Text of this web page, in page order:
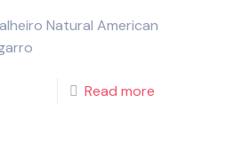
Natural American
Read more